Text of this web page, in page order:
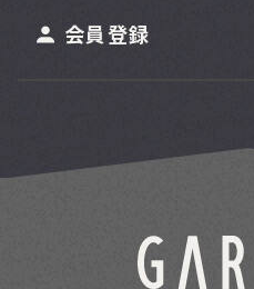
会員登録